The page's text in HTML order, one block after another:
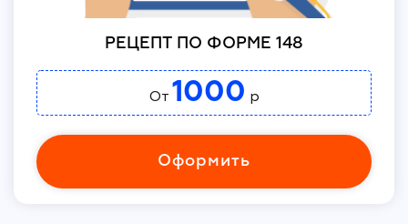
РЕЦЕПТ ПО ФОРМЕ 148
От 1000 р
Оформить